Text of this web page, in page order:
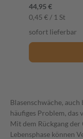
Blasenschwäche,
häufiges Problem, das
Mit dem Rückgang
Lebensphase können
44,95 €
0,45 € / 1 St
sofort lieferbar